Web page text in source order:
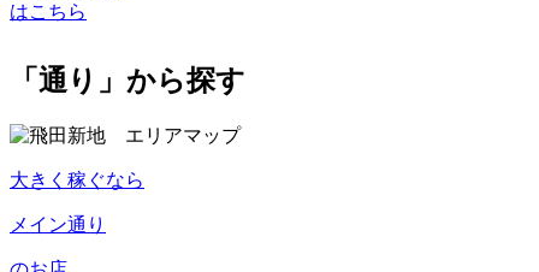
はこちら
「通り」から探す
大きく稼ぐなら
メイン通り